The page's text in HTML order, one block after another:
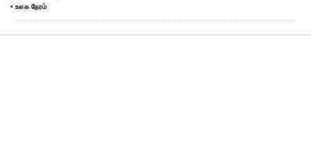
• உலக நேரம்